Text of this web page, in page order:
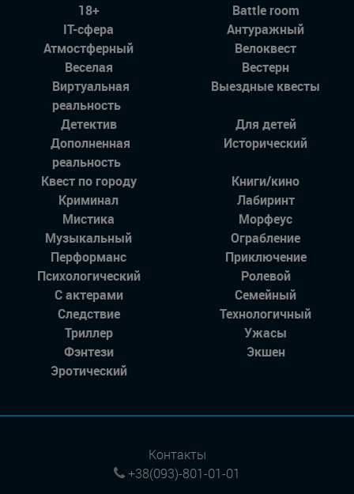
18+
Battle room
IT-сфера
Антуражный
Атмостферный
Велоквест
Веселая
Вестерн
Виртуальная
реальность
Выездные квесты
Детектив
Для детей
Дополненная
реальность
Исторический
Квест по городу
Книги/кино
Криминал
Лабиринт
Мистика
Морфеус
Музыкальный
Ограбление
Перформанс
Приключение
Психологический
Ролевой
С актерами
Семейный
Следствие
Технологичный
Триллер
Ужасы
Фэнтези
Экшен
Эротический
Контакты
+38(093)-801-01-01